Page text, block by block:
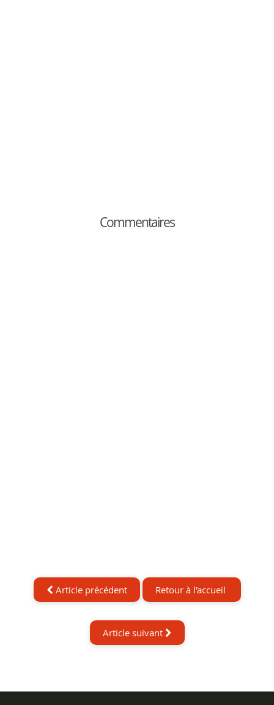
Commentaires
Article précédent Retour à l'accueil
Article suivant